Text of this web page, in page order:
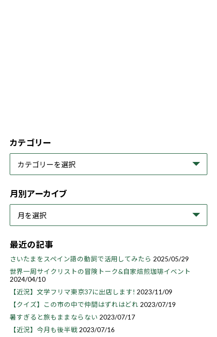
カテゴリー
月別アーカイブ
最近の記事
さいたまをスペイン語の動詞で活用してみたら 2025/05/29
世界一周サイクリストの冒険トーク&自家焙煎珈琲イベント
2024/04/10
【近況】文学フリマ東京37に出店します! 2023/11/09
【クイズ】この市の中で仲間はずれはどれ 2023/07/19
暑すぎると旅もままならない 2023/07/17
【近況】今月も後半戦 2023/07/16